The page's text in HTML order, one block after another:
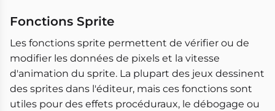
Fonctions Sprite
Les fonctions sprite permettent de vérifier ou de
modifier les données de pixels et la vitesse
d'animation du sprite. La plupart des jeux dessinent
des sprites dans l'éditeur, mais ces fonctions sont
utiles pour des effets procéduraux, le débogage ou